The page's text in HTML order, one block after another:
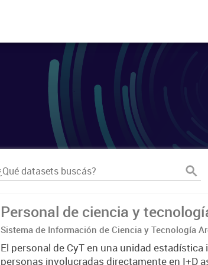
Personal de ciencia y
Sistema de Información de Ciencia y Tecnología
El personal de CyT en una unidad estadística
personas involucradas directamente en I+D